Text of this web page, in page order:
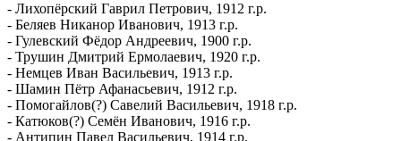
- Лихопёрский Гаврил Петрович, 1912 г.р.
- Беляев Никанор Иванович, 1913 г.р.
- Гулевский Фёдор Андреевич, 1900 г.р.
- Трушин Дмитрий Ермолаевич, 1920 г.р.
- Немцев Иван Васильевич, 1913 г.р.
- Шамин Пётр Афанасьевич, 1912 г.р.
- Помогайлов(?) Савелий Васильевич, 1918 г.р.
- Катюков(?) Семён Иванович, 1916 г.р.
- Антипин Павел Васильевич, 1914 г.р.